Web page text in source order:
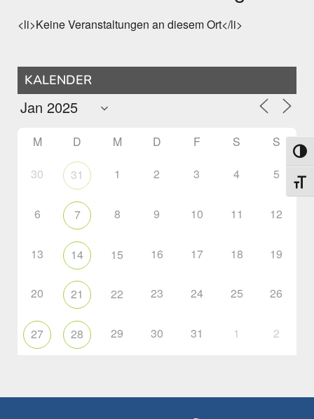
<li>Keine Veranstaltungen an diesem Ort</li>
KALENDER
M D M D F S S
30 31 1 2 3 4 5
6 7 8 9 10 11 12
13 14 15 16 17 18 19
20 21 22 23 24 25 26
27 28 29 30 31 1 2